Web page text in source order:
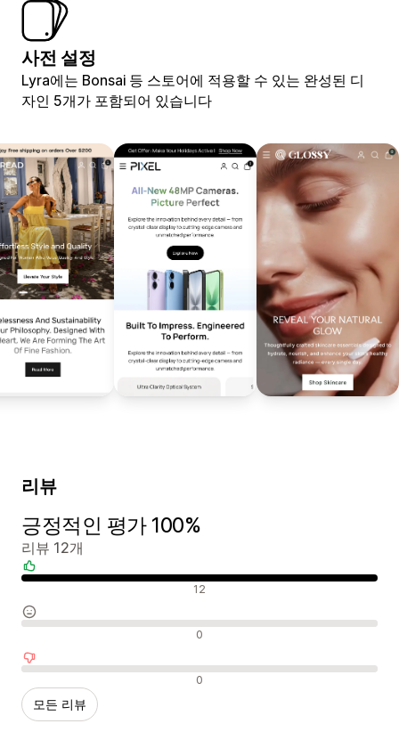
사전 설정
Lyra에는 Bonsai 등 스토어에 적용할 수 있는 완성된 디
자인 5개가 포함되어 있습니다
리뷰
긍정적인 평가 100%
리뷰 12개
12
0
0
모든 리뷰